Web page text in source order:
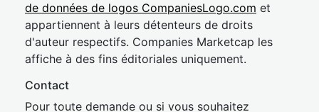
de données de logos CompaniesLogo.com et
appartiennent à leurs détenteurs de droits
d'auteur respectifs. Companies Marketcap les
affiche à des fins éditoriales uniquement.
Contact
Pour toute demande ou si vous souhaitez